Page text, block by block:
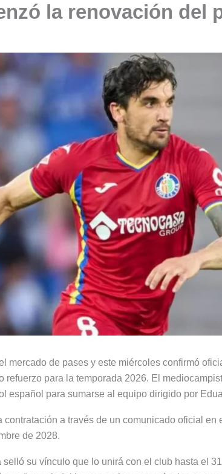
la renovación del
mercado de pases y este miércoles confirmó
refuerzo para la temporada 2026. El
español para sumarse al equipo dirigido por
a través de un comunicado oficial en
de 2028.
su vínculo que lo unirá con el club hasta el